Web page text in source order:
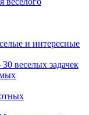
и интересные
веселых задачек